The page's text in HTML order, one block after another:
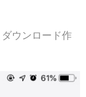
ウンロード作